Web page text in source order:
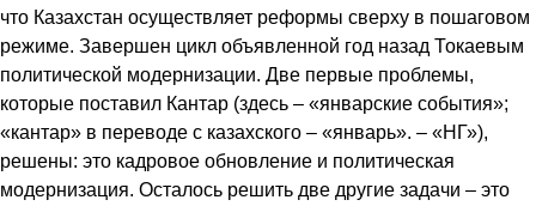
что Казахстан осуществляет реформы сверху в пошаговом
режиме. Завершен цикл объявленной год назад Токаевым
политической модернизации. Две первые проблемы,
которые поставил Кантар (здесь – «январские события»;
«кантар» в переводе с казахского – «январь». – «НГ»),
решены: это кадровое обновление и политическая
модернизация. Осталось решить две другие задачи – это